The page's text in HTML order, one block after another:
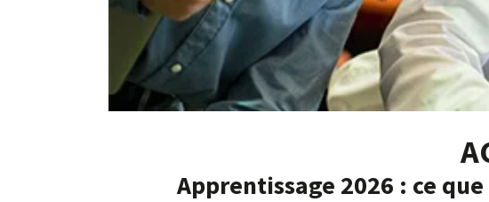
Apprentissage 2026 : ce